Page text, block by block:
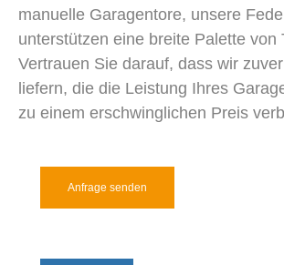
manuelle Garagentore, unsere
unterstützen eine breite Palette von
Vertrauen Sie darauf, dass wir
liefern, die die Leistung Ihres
zu einem erschwinglichen Preis
Anfrage senden